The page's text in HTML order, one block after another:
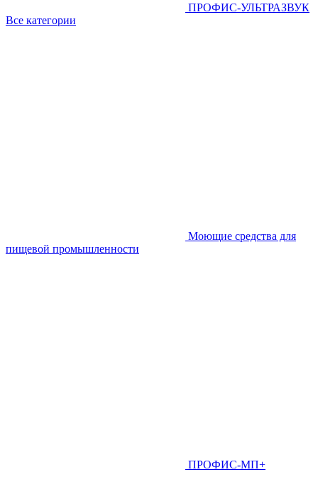
ПРОФИС-УЛЬТРАЗВУК
Все категории
Моющие средства для
пищевой промышленности
ПРОФИС-МП+